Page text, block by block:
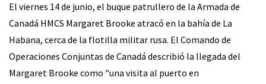
El viernes 14 de junio, el buque patrullero de la Armada de
Canadá HMCS Margaret Brooke atracó en la bahía de La
Habana, cerca de la flotilla militar rusa. El Comando de
Operaciones Conjuntas de Canadá describió la llegada del
Margaret Brooke como "una visita al puerto en